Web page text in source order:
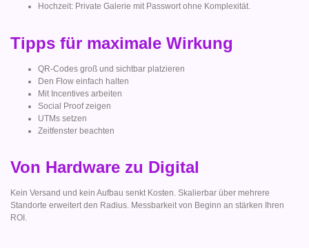
Hochzeit: Private Galerie mit Passwort ohne Komplexität.
Tipps für maximale Wirkung
QR-Codes groß und sichtbar platzieren
Den Flow einfach halten
Mit Incentives arbeiten
Social Proof zeigen
UTMs setzen
Zeitfenster beachten
Von Hardware zu Digital
Kein Versand und kein Aufbau senkt Kosten. Skalierbar über mehrere
Standorte erweitert den Radius. Messbarkeit von Beginn an stärken Ihren
ROI.